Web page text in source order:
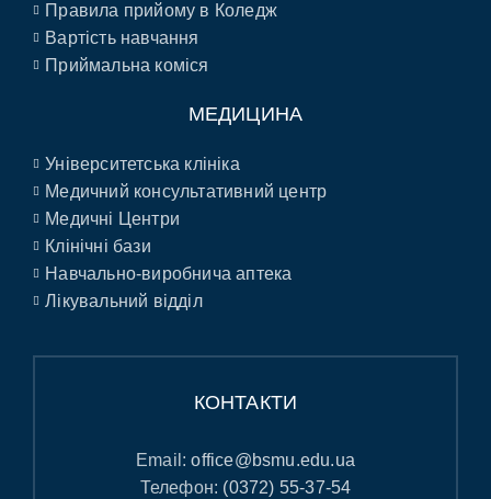
Правила прийому в Коледж
Вартість навчання
Приймальна коміся
МЕДИЦИНА
Університетська клініка
Медичний консультативний центр
Медичні Центри
Клінічні бази
Навчально-виробнича аптека
Лікувальний відділ
КОНТАКТИ
Email:office@bsmu.edu.ua
Телефон: (0372) 55-37-54